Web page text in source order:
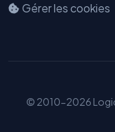
Gérer les cookies
© 2010-2026